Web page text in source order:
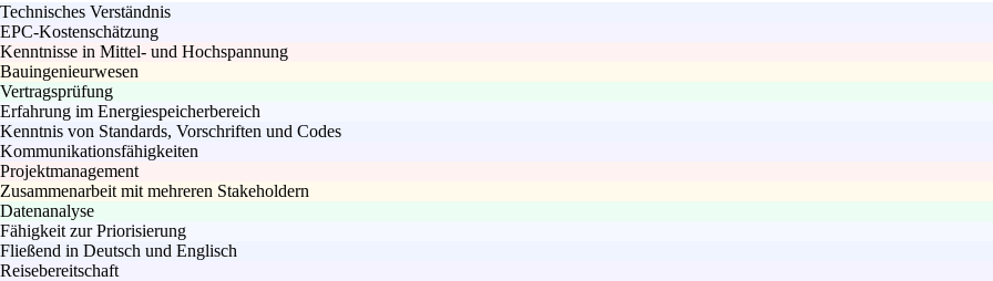
Technisches Verständnis
EPC-Kostenschätzung
Kenntnisse in Mittel- und Hochspannung
Bauingenieurwesen
Vertragsprüfung
Erfahrung im Energiespeicherbereich
Kenntnis von Standards, Vorschriften und Codes
Kommunikationsfähigkeiten
Projektmanagement
Zusammenarbeit mit mehreren Stakeholdern
Datenanalyse
Fähigkeit zur Priorisierung
Fließend in Deutsch und Englisch
Reisebereitschaft